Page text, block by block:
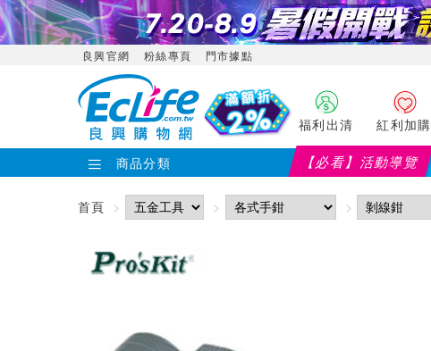
良興官網 粉絲專頁 門市據點
福利出清 紅利加購
商品分類 【必看】活動導覽
首頁